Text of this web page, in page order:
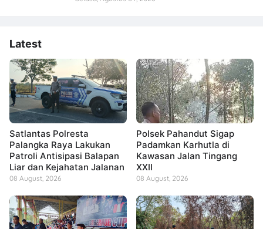
Latest
Satlantas Polresta
Palangka Raya Lakukan
Patroli Antisipasi Balapan
Liar dan Kejahatan Jalanan
08 August, 2026
Polsek Pahandut Sigap
Padamkan Karhutla di
Kawasan Jalan Tingang
XXII
08 August, 2026